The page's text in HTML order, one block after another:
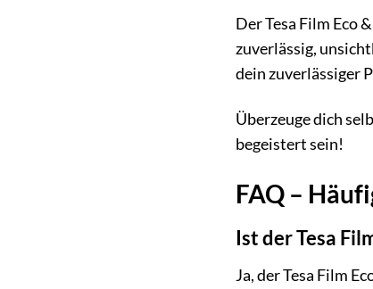
Der Tesa Film Eco
zuverlässig,
dein zuverlässiger
Überzeuge dich
begeistert sein!
FAQ –
Ist der Tesa
Ja, der Tesa Film